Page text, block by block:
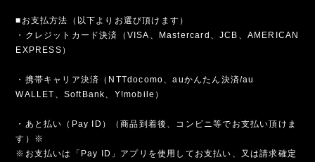
■お支払方法（以下よりお選び頂けます）
・クレジットカード決済（VISA、Mastercard、JCB、AMERICAN
EXPRESS）
・携帯キャリア決済（NTTdocomo、auかんたん決済/au
WALLET、SoftBank、Y!mobile）
・あと払い（Pay ID）（商品到着後、コンビニ等でお支払い頂けま
す）※
※お支払いは「Pay ID」アプリを使用してお支払い、又は請求確定